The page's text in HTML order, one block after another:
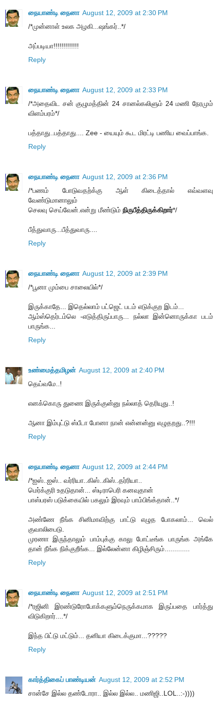
நையாண்டி நைனா August 12, 2009 at 2:30 PM
/*முன்னாள் உலக அழகி...ஷங்கர்..*/
அப்படியா!!!!!!!!!!!!!
Reply
நையாண்டி நைனா August 12, 2009 at 2:33 PM
/*அதைவிட சன் குழுமத்தின் 24 சானல்கலிளும் 24 மணி நேரமும்
விளம்பரம்*/
பத்தாது..பத்தாது.... Zee - யையும் கூட மிரட்டி பணிய வைப்பாங்க.
Reply
நையாண்டி நைனா August 12, 2009 at 2:36 PM
/*பணம் போடுவதற்க்கு ஆள் கிடைத்தால் எவ்வளவு
வேண்டுமானாலும்
செலவு செய்வேன்.என்று மீண்டும் நிருபீத்திருக்கிறார்*/
பீத்துவாரு...பீத்துவாரு....
Reply
நையாண்டி நைனா August 12, 2009 at 2:39 PM
/*பூனா மும்பை சாலையில்*/
இருக்காதே... இதெல்லாம் பட்ஜெட் படம் எடுக்குற இடம்...
ஆம்ஸ்தெர்டம்லெ -எடுத்திருப்பாரு... நல்லா இன்னொருக்கா படம்
பாருங்க...
Reply
உண்மைத்தமிழன் August 12, 2009 at 2:40 PM
தெய்வமே..!
எனக்கொரு துணை இருக்குன்னு நல்லாத் தெரியுது..!
ஆனா இம்புட்டு ஸ்பீடா போனா நான் என்னன்னு எழுதறது..?!!!
Reply
நையாண்டி நைனா August 12, 2009 at 2:44 PM
/*ஐஸ்..ஐஸ்.. வர்ரியா..கிஸ்..கிஸ்..தர்ரியா..
மெர்க்குரி உதடுதான்... ஸ்டிராபெரி கனவுதான்
பாஸ்பரஸ் படுக்கையில் பகலும் இரவும் பாம்பிங்க்தான்..*/
அண்ணே நீங்க சினிமாவிற்கு பாட்டு எழுத போகலாம்... வெல்
குவாலிபைடு.
முரணா இருந்தாலும் பாம்புக்கு காலு போட்டீங்க பாருங்க அங்கே
தான் நீங்க நிக்குறீங்க... இல்லேன்னா கிழிஞ்சிரும்.............
Reply
நையாண்டி நைனா August 12, 2009 at 2:51 PM
/*ரஜினி இரண்டுரோபோக்களும்நெருக்கமாக இருப்பதை பார்த்து
விடுகிறார்....*/
இந்த பிட்டு மட்டும்... தனியா கிடைக்குமா...?????
Reply
கார்த்திகைப் பாண்டியன் August 12, 2009 at 2:52 PM
சான்சே இல்ல தண்டோரா.. இல்ல இல்ல.. மணிஜி..LOL..:-))))